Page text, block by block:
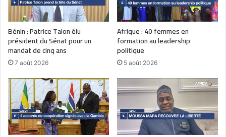
Bénin : Patrice Talon élu
président du Sénat pour un
mandat de cinq ans
7 août 2026
Afrique : 40 femmes en
formation au leadership
politique
5 août 2026